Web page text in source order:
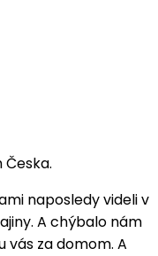
naposledy videli v
A chýbalo nám
vás za domom. A